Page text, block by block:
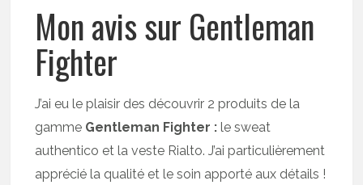
Mon avis sur Gentleman
Fighter
J’ai eu le plaisir des découvrir 2 produits de la
gamme Gentleman Fighter :le sweat
authentico et la veste Rialto. J’ai particulièrement
apprécié la qualité et le soin apporté aux détails !